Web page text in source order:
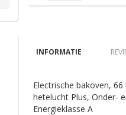
INFORMATIE
Electrische bakoven,
hetelucht Plus, Onder-
Energieklasse A